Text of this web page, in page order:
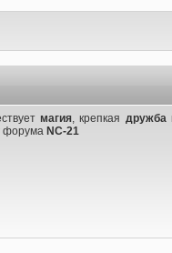
магия, крепкая дружба
форума NC-21